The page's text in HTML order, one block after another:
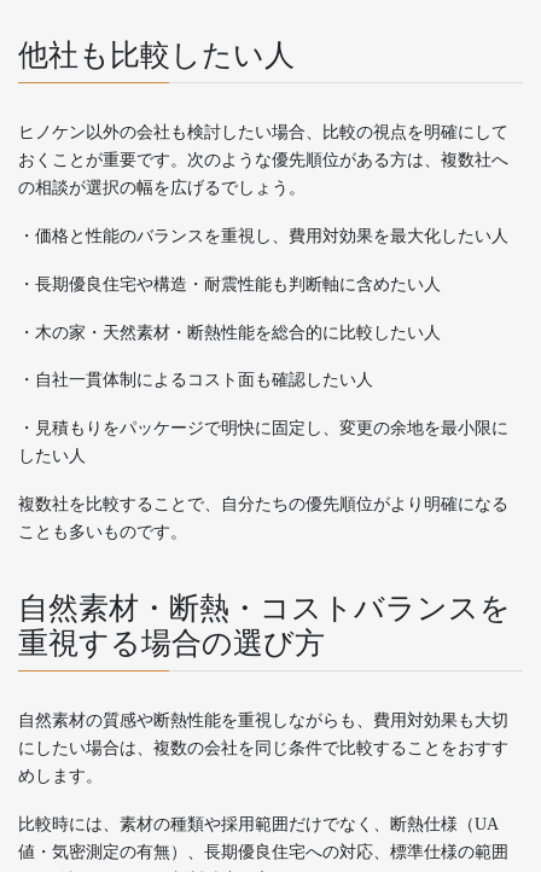
他社も比較したい人
ヒノケン以外の会社も検討したい場合、比較の視点を明確にして
おくことが重要です。次のような優先順位がある方は、複数社へ
の相談が選択の幅を広げるでしょう。
・価格と性能のバランスを重視し、費用対効果を最大化したい人
・長期優良住宅や構造・耐震性能も判断軸に含めたい人
・木の家・天然素材・断熱性能を総合的に比較したい人
・自社一貫体制によるコスト面も確認したい人
・見積もりをパッケージで明快に固定し、変更の余地を最小限に
したい人
複数社を比較することで、自分たちの優先順位がより明確になる
ことも多いものです。
自然素材・断熱・コストバランスを
重視する場合の選び方
自然素材の質感や断熱性能を重視しながらも、費用対効果も大切
にしたい場合は、複数の会社を同じ条件で比較することをおすす
めします。
比較時には、素材の種類や採用範囲だけでなく、断熱仕様（UA
値・気密測定の有無）、長期優良住宅への対応、標準仕様の範囲